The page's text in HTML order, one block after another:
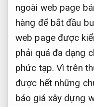
ngoài web page
hàng để bắt đầu
web page được
phải quá đa dạng
phức tạp. Vì trên
được hết những
báo giá xây dựng